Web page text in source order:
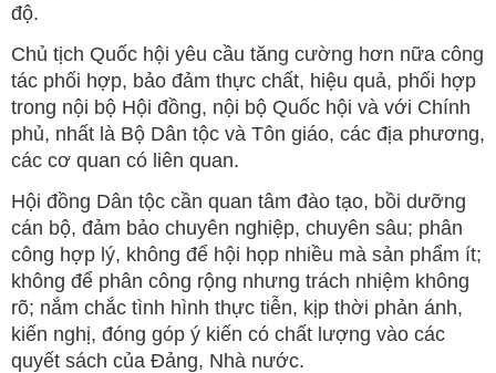
độ.
Chủ tịch Quốc hội yêu cầu tăng cường hơn nữa công
tác phối hợp, bảo đảm thực chất, hiệu quả, phối hợp
trong nội bộ Hội đồng, nội bộ Quốc hội và với Chính
phủ, nhất là Bộ Dân tộc và Tôn giáo, các địa phương,
các cơ quan có liên quan.
Hội đồng Dân tộc cần quan tâm đào tạo, bồi dưỡng
cán bộ, đảm bảo chuyên nghiệp, chuyên sâu; phân
công hợp lý, không để hội họp nhiều mà sản phẩm ít;
không để phân công rộng nhưng trách nhiệm không
rõ; nắm chắc tình hình thực tiễn, kịp thời phản ánh,
kiến nghị, đóng góp ý kiến có chất lượng vào các
quyết sách của Đảng, Nhà nước.